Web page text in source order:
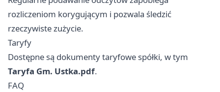
rozliczeniom korygującym i pozwala śledzić
rzeczywiste zużycie.
Taryfy
Dostępne są dokumenty taryfowe spółki, w tym
Taryfa Gm. Ustka.pdf.
FAQ